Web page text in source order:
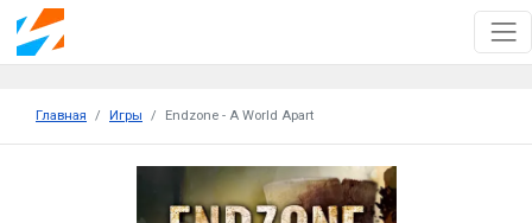
Главная Игры Endzone - A World Apart